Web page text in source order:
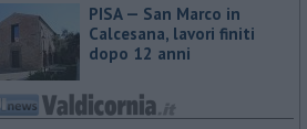
PISA — San Marco in
Calcesana, lavori finiti
dopo 12 anni